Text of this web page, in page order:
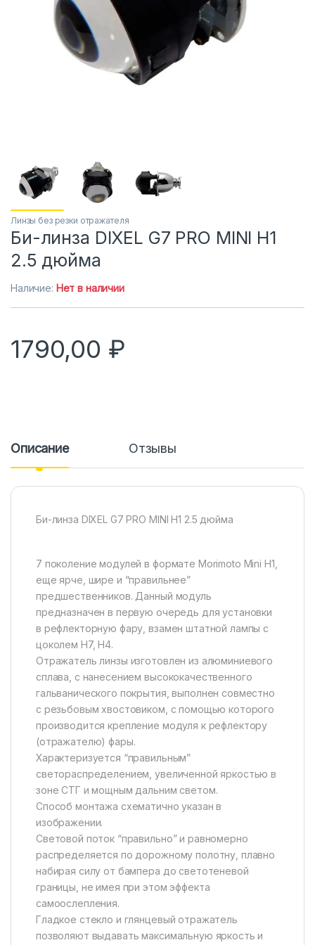
Линзы без резки отражателя
Би-линза DIXEL G7 PRO MINI H1
2.5 дюйма
Наличие: Нет в наличии
1790,00 ₽
Описание Отзывы
Би-линза DIXEL G7 PRO MINI H1 2.5 дюйма
7 поколение модулей в формате Morimoto Mini H1,
еще ярче, шире и “правильнее”
предшественников. Данный модуль
предназначен в первую очередь для установки
в рефлекторную фару, взамен штатной лампы с
цоколем Н7, Н4.
Отражатель линзы изготовлен из алюминиевого
сплава, с нанесением высококачественного
гальванического покрытия, выполнен совместно
с резьбовым хвостовиком, с помощью которого
производится крепление модуля к рефлектору
(отражателю) фары.
Характеризуется “правильным”
светораспределением, увеличенной яркостью в
зоне СТГ и мощным дальним светом.
Способ монтажа схематично указан в
изображении.
Световой поток “правильно” и равномерно
распределяется по дорожному полотну, плавно
набирая силу от бампера до светотеневой
границы, не имея при этом эффекта
самоослепления.
Гладкое стекло и глянцевый отражатель
позволяют выдавать максимальную яркость и